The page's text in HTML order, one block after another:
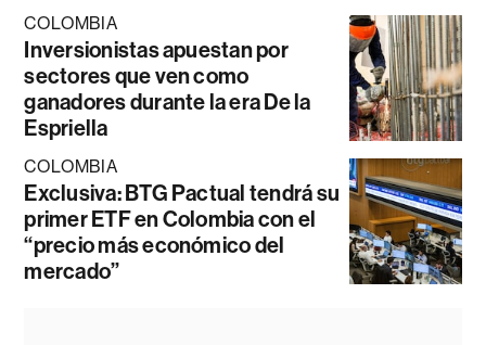
COLOMBIA
Inversionistas apuestan por
sectores que ven como
ganadores durante la era De la
Espriella
COLOMBIA
Exclusiva: BTG Pactual tendrá su
primer ETF en Colombia con el
“precio más económico del
mercado”